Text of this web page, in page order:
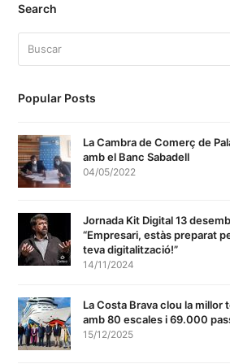
Search
Popular Posts
La Cambra de Comerç de
amb el Banc Sabadell
04/05/2022
Jornada Kit Digital 13
“Empresari, estàs preparat
teva digitalització!”
14/11/2024
La Costa Brava clou la
amb 80 escales i 69.000
15/12/2025